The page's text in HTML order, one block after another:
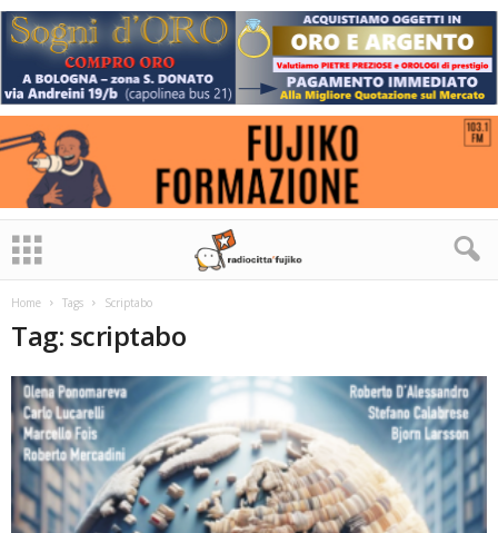
Home Tags Scriptabo
Tag: scriptabo